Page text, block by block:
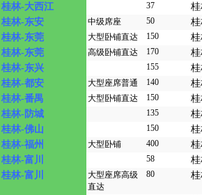
桂林-大西江 37
桂林-东安 中级席座 50
桂林-东莞 大型卧铺直达 150
桂林-东莞 高级卧铺直达 170
桂林-东兴 155
桂林-都安 大型座席普通 140
桂林-番禺 大型卧铺直达 150
桂林-防城 135
桂林-佛山 150
桂林-福州 大型卧铺 400
桂林-富川 58
桂林-富川
大型座席高级
直达
80